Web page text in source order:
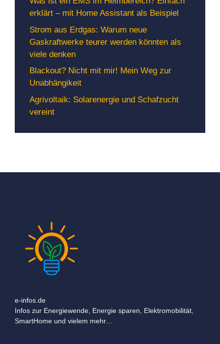
erklärt – mit Home Assistant als Beispiel
Strom aus Erdgas: Warum neue
Gaskraftwerke teurer werden könnten als
viele denken
Blackout? Nicht mit mir! Mein Weg zur
Unabhängikeit
Agrivoltaik: Solarenergie und Schafzucht
vereint
e-infos.de
Infos zur Energiewende, Energie sparen, Elektromobilität,
SmartHome und vielem mehr…